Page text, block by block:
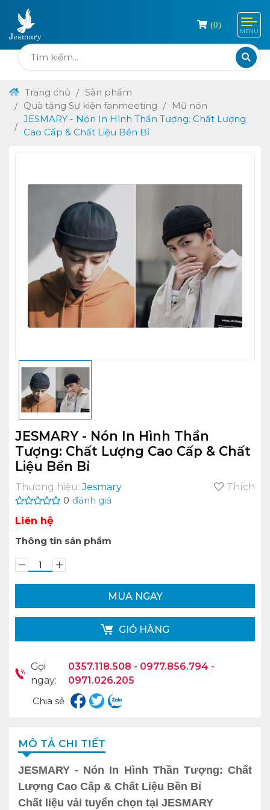
(0)
MENU
Trang chủ
Sản phẩm
Quà tặng Sự kiện fanmeeting
Mũ nón
JESMARY - Nón In Hình Thần Tượng: Chất Lượng
Cao Cấp & Chất Liệu Bền Bỉ
JESMARY - Nón In Hình Thần
Tượng: Chất Lượng Cao Cấp & Chất
Liệu Bền Bỉ
Thương hiệu:Jesmary Thích
0 đánh giá
Liên hệ
Thông tin sản phẩm
MUA NGAY
GIỎ HÀNG
Gọi
ngay:
0357.118.508 - 0977.856.794 -
0971.026.205
Chia sẻ
MÔ TẢ CHI TIẾT
JESMARY - Nón In Hình Thần Tượng: Chất
Lượng Cao Cấp & Chất Liệu Bền Bỉ
Chất liệu vải tuyển chọn tại JESMARY